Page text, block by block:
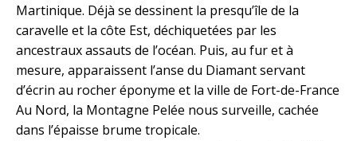
Martinique. Déjà se dessinent la presqu’île de la
caravelle et la côte Est, déchiquetées par les
ancestraux assauts de l’océan. Puis, au fur et à
mesure, apparaissent l’anse du Diamant servant
d’écrin au rocher éponyme et la ville de Fort-de-France
Au Nord, la Montagne Pelée nous surveille, cachée
dans l’épaisse brume tropicale.